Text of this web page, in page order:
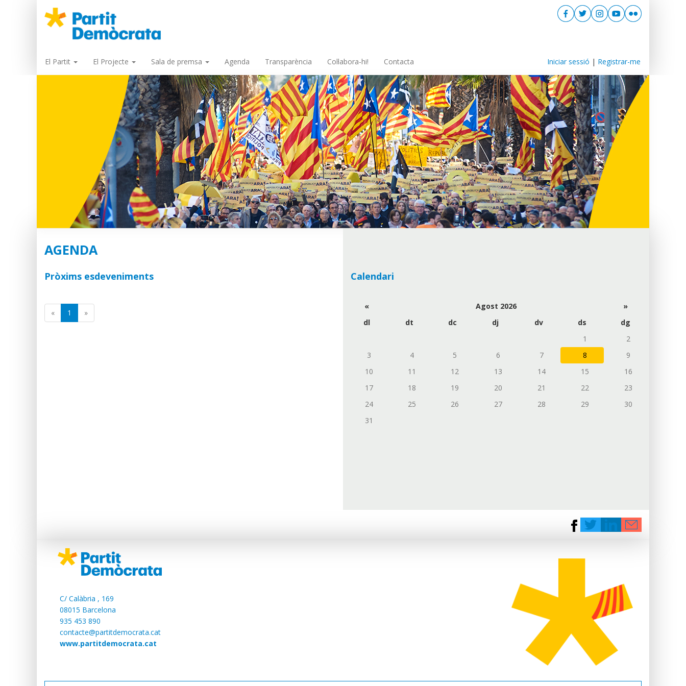
El Partit El Projecte Sala de premsa Agenda Transparència Col·labora-hi! Contacta Iniciar sessió | Registrar-me
AGENDA
Pròxims esdeveniments
« 1 »
Calendari
« Agost 2026
»
dl
dt dc dj dv ds
dg
1
2
3
4 5 6 7 8
9
10
11 12 13 14 15
16
17
18 19 20 21 22
23
24
25 26 27 28 29
30
31
C/ Calàbria , 169
08015 Barcelona
935 453 890
contacte@partitdemocrata.cat
www.partitdemocrata.cat